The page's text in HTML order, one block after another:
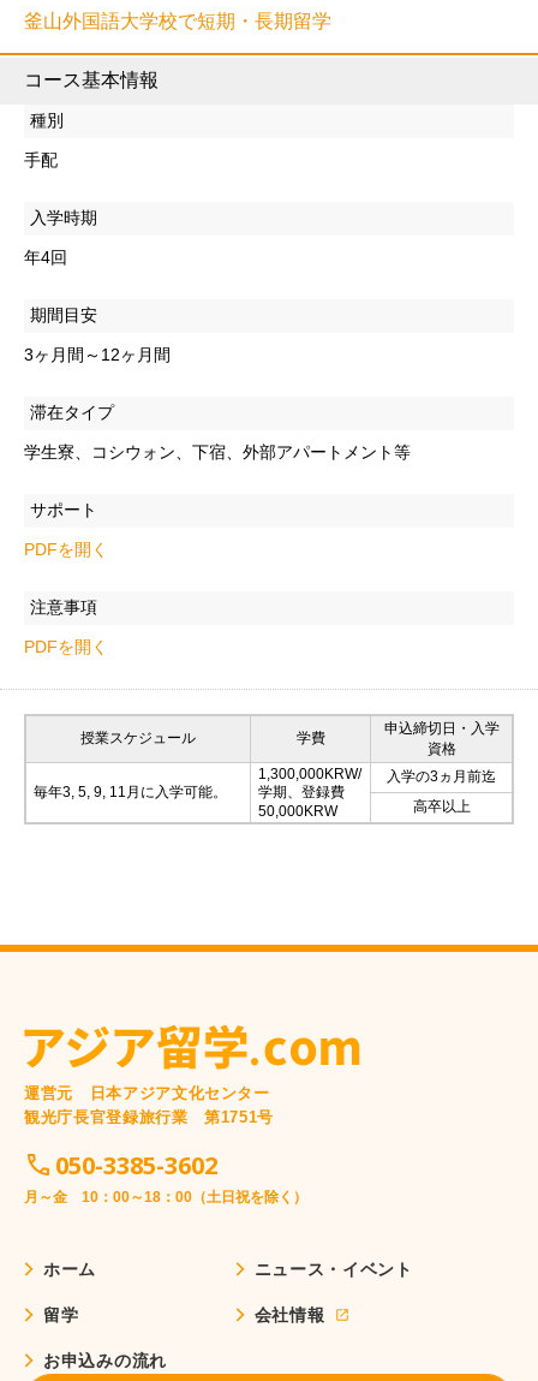
釜山外国語大学校で短期・長期留学
コース基本情報
種別
手配
入学時期
年4回
期間目安
3ヶ月間～12ヶ月間
滞在タイプ
学生寮、コシウォン、下宿、外部アパートメント等
サポート
PDFを開く
注意事項
PDFを開く
授業スケジュール 学費
申込締切日・入学
資格
毎年3, 5, 9, 11月に入学可能。
1,300,000KRW/
学期、登録費
50,000KRW
入学の3ヵ月前迄
高卒以上
運営元 日本アジア文化センター
観光庁長官登録旅行業 第1751号
050-3385-3602
月～金 10：00～18：00（土日祝を除く）
ホーム
留学
お申込みの流れ
ニュース・イベント
会社情報